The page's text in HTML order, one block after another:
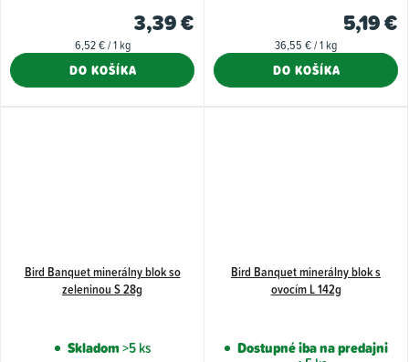
3,39 €
Jednotková
6,52 € / 1 kg
DO KOŠÍKA
5,19 €
Jednotková
36,55 € / 1 kg
DO KOŠÍKA
Bird Banquet minerálny blok so
zeleninou S 28g
Skladom>5 ks
Bird Banquet minerálny blok s
ovocím L 142g
Dostupné iba na predajni